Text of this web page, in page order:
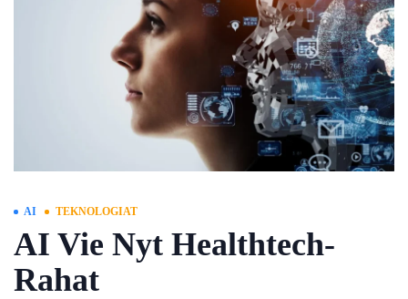
AI TEKNOLOGIAT
AI Vie Nyt Healthtech-
Rahat